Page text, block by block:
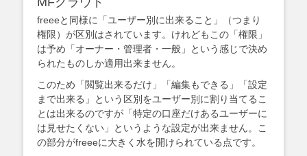
freeeと同様に「ユーザー別に出来ること」（つまり
権限）が区別はされています。けれどもこの「権限」
は予め「オーナー・管理者・一般」という感じで決め
られたものしか適用出来ません。
このため「閲覧出来るだけ」「編集もできる」「設定
まで出来る」という区別をユーザー別に割り当てるこ
とは出来るのですが「特定の口座だけあるユーザーに
は見せたくない」というような設定が出来ません。こ
の部分がfreeeに大きく水を開けられている点です。